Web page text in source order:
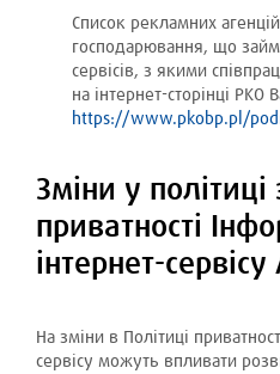
Список рекламних
господарювання, що
сервісів, з якими
на інтернет-сторінці
https://www.pkobp.pl/
Зміни у політиці
приватності
інтернет-сервісу
На зміни в Політиці
сервісу можуть впливати